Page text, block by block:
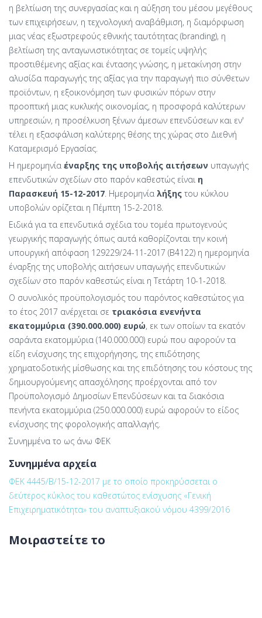
η βελτίωση της συνεργασίας και η αύξηση του μέσου μεγέθους
των επιχειρήσεων, η τεχνολογική αναβάθμιση, η διαμόρφωση
μιας νέας εξωστρεφούς εθνικής ταυτότητας (branding), η
βελτίωση της ανταγωνιστικότητας σε τομείς υψηλής
προστιθέμενης αξίας και έντασης γνώσης, η μετακίνηση στην
αλυσίδα παραγωγής της αξίας για την παραγωγή πιο σύνθετων
προϊόντων, η εξοικονόμηση των φυσικών πόρων στην
προοπτική μιας κυκλικής οικονομίας, η προσφορά καλύτερων
υπηρεσιών, η προσέλκυση ξένων άμεσων επενδύσεων και εν'
τέλει η εξασφάλιση καλύτερης θέσης της χώρας στο Διεθνή
Καταμερισμό Εργασίας.
Η ημερομηνία έναρξης της υποβολής αιτήσεων υπαγωγής
επενδυτικών σχεδίων στο παρόν καθεστώς είναι η
Παρασκευή 15-12-2017 . Ημερομηνία λήξης του κύκλου
υποβολών ορίζεται η Πέμπτη 15-2-2018.
Ειδικά για τα επενδυτικά σχέδια του τομέα πρωτογενούς
γεωργικής παραγωγής όπως αυτά καθορίζονται την κοινή
υπουργική απόφαση 129229/24-11-2017 (Β΄4122) η ημερομηνία
έναρξης της υποβολής αιτήσεων υπαγωγής επενδυτικών
σχεδίων στο παρόν καθεστώς είναι η Τετάρτη 10-1-2018.
Ο συνολικός προϋπολογισμός του παρόντος καθεστώτος για
το έτος 2017 ανέρχεται σε τριακόσια ενενήντα
εκατομμύρια (390.000.000) ευρώ, εκ των οποίων τα εκατόν
σαράντα εκατομμύρια (140.000.000) ευρώ που αφορούν τα
είδη ενίσχυσης της επιχορήγησης, της επιδότησης
χρηματοδοτικής μίσθωσης και της επιδότησης του κόστους της
δημιουργούμενης απασχόλησης προέρχονται από τον
Προϋπολογισμό Δημοσίων Επενδύσεων και τα διακόσια
πενήντα εκατομμύρια (250.000.000) ευρώ αφορούν το είδος
ενίσχυσης της φορολογικής απαλλαγής.
Συνημμένα το ως άνω ΦΕΚ
Συνημμένα αρχεία
ΦΕΚ 4445/Β/15-12-2017 με το οποίο προκηρύσσεται ο
δεύτερος κύκλος του καθεστώτος ενίσχυσης «Γενική
Επιχειρηματικότητα» του αναπτυξιακού νόμου 4399/2016
Μοιραστείτε το